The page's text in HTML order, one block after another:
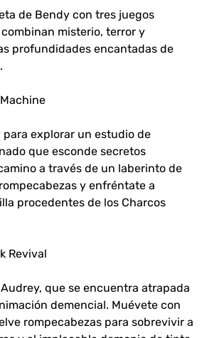
de Bendy con tres juegos
misterio, terror y
profundidades encantadas de
explorar un estudio de
que esconde secretos
a través de un laberinto de
y enfréntate a
procedentes de los Charcos
Revival
que se encuentra atrapada
demencial. Muévete con
rompecabezas para sobrevivir a